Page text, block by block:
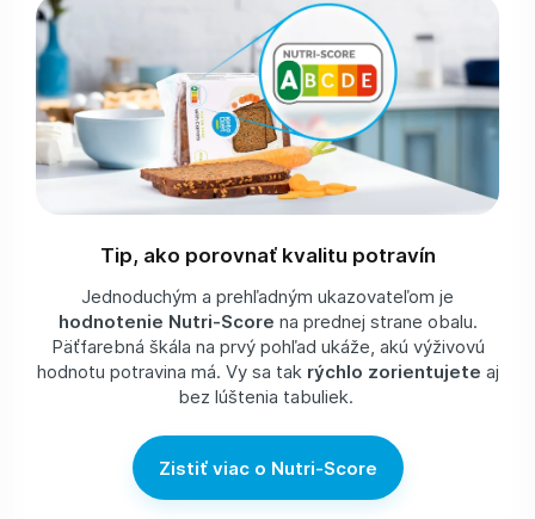
Tip, ako porovnať kvalitu potravín
Jednoduchým a prehľadným ukazovateľom je
hodnotenie Nutri-Score na prednej strane obalu.
Päťfarebná škála na prvý pohľad ukáže, akú výživovú
hodnotu potravina má. Vy sa tak rýchlo zorientujete aj
bez lúštenia tabuliek.
Zistiť viac o Nutri-Score